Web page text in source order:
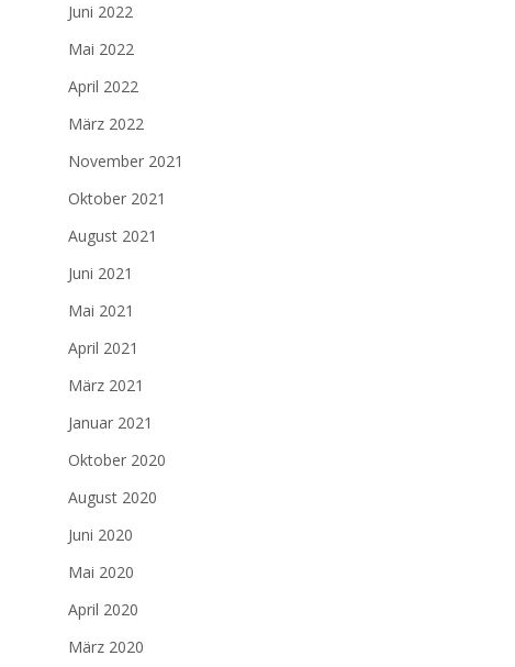
Juni 2022
Mai 2022
April 2022
März 2022
November 2021
Oktober 2021
August 2021
Juni 2021
Mai 2021
April 2021
März 2021
Januar 2021
Oktober 2020
August 2020
Juni 2020
Mai 2020
April 2020
März 2020